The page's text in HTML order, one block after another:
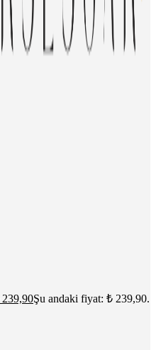
239,90Şu andaki fiyat: ₺ 239,90.